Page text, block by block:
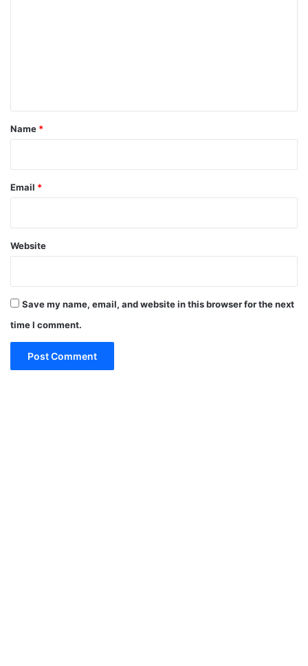
*
Name *
Email *
Website
Save my name, email, and website in this browser for the next
time I comment.